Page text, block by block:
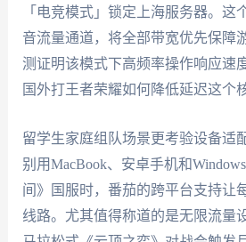
「电竞模式」锁定上海服务器。这
音流量通道，将全部带宽优先保障
测证明该模式下高频率操作响应速
国外打王者荣耀如何降低延迟这个
留学生家庭组队场景更考验设备适
别用MacBook、安卓手机和
间》国服时，番茄的跨平台支持让
线路。尤其值得称道的是无限流量